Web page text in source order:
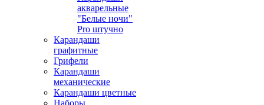
акварельные
"Белые ночи"
Pro штучно
Карандаши
графитные
Грифели
Карандаши
механические
Карандаши цветные
Наборы